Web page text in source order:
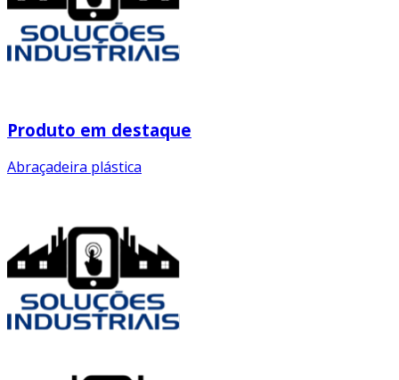
Produto em destaque
Abraçadeira plástica